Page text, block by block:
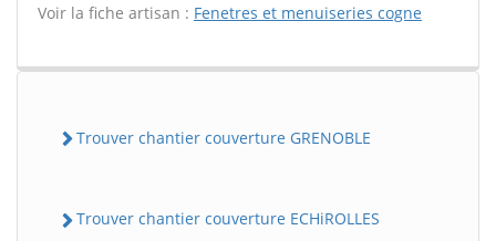
Voir la fiche artisan : Fenetres et menuiseries cogne
Trouver chantier couverture GRENOBLE
Trouver chantier couverture ECHiROLLES